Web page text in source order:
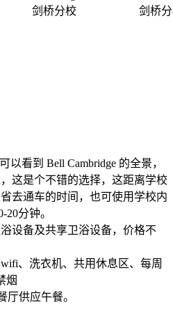
以看到 Bell Cambridge 的全景，
这是个不错的选择，这距离学校
去通车的时间，也可使用学校内
分钟。
设备及共享卫浴设备，价格不
、洗衣机、共用休息区、每周
烟
厅供应午餐。